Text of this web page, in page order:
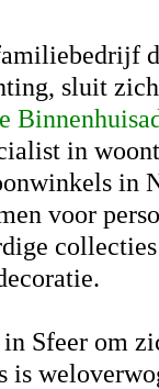
sluit
in
in
voor
Sfeer om